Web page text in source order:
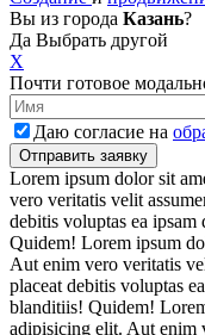
Вы из города Казань?
Да Выбрать другой
X
Почти готовое
Даю согласие на
Lorem ipsum dolor sit
vero veritatis velit
debitis voluptas ea
Quidem! Lorem ipsum
Aut enim vero veritatis
placeat debitis voluptas
blanditiis! Quidem!
adipisicing elit. Aut enim